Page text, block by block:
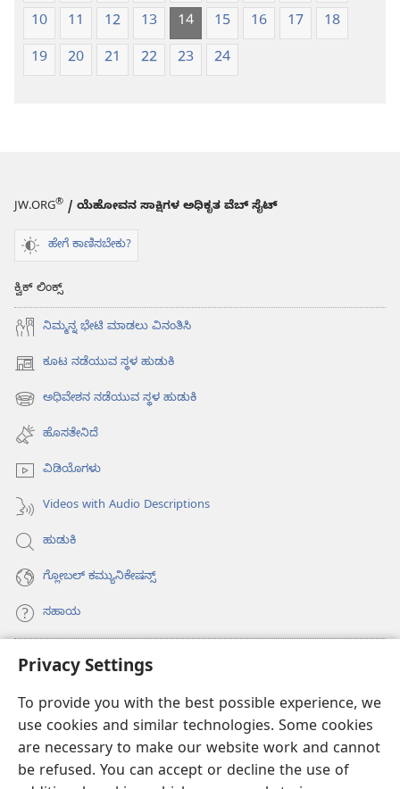
Privacy Settings
To provide you with the best possible experience, we
use cookies and similar technologies. Some cookies
are necessary to make our website work and cannot
be refused. You can accept or decline the use of
10
11 12 13 14 15 16 17
18
19
20 21 22 23 24
JW.ORG® / ಯೆಹೋವನ ಸಾಕ್ಷಿಗಳ ಅಧಿಕೃತ ವೆಬ್ ಸೈಟ್
ಹೇಗೆ ಕಾಣಿಸಬೇಕು?
ಕ್ವಿಕ್ ಲಿಂಕ್ಸ್
ನಿಮ್ಮನ್ನ ಭೇಟಿ ಮಾಡಲು ವಿನಂತಿಸಿ
ಕೂಟ ನಡೆಯುವ ಸ್ಥಳ ಹುಡುಕಿ
(opens
new
window)
ಅಧಿವೇಶನ ನಡೆಯುವ ಸ್ಥಳ ಹುಡುಕಿ
(opens
new
window)
ಹೊಸತೇನಿದೆ
ವಿಡಿಯೊಗಳು
Videos with Audio Descriptions
ಹುಡುಕಿ
ಗ್ಲೋಬಲ್‌ ಕಮ್ಯುನಿಕೇಷನ್ಸ್‌
ಸಹಾಯ
ಕಾಣಿಕೆಗಳು
(opens
window)ವಾಚ್‌ಟವರ್‌ ಆನ್‌ಲೈನ್‌ ಲೈಬ್ರರಿ
(opens
new
window)
®
(opens